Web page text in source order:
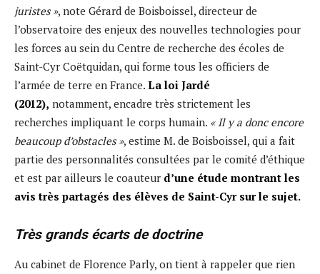
juristes », note Gérard de Boisboissel, directeur de
l’observatoire des enjeux des nouvelles technologies pour
les forces au sein du Centre de recherche des écoles de
Saint-Cyr Coëtquidan, qui forme tous les officiers de
l’armée de terre en France. La loi Jardé
(2012), notamment, encadre très strictement les
recherches impliquant le corps humain. « Il y a donc encore
beaucoup d’obstacles », estime M. de Boisboissel, qui a fait
partie des personnalités consultées par le comité d’éthique
et est par ailleurs le coauteur d’une étude montrant les
avis très partagés des élèves de Saint-Cyr sur le sujet.
Très grands écarts de doctrine
Au cabinet de Florence Parly, on tient à rappeler que rien